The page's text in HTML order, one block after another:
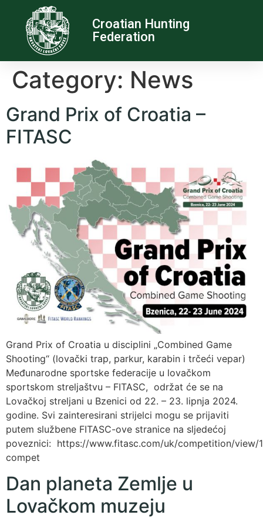
Croatian Hunting
Federation
Category: News
Grand Prix of Croatia –
FITASC
Grand Prix of Croatia u disciplini „Combined Game
Shooting“ (lovački trap, parkur, karabin i trčeći vepar)
Međunarodne sportske federacije u lovačkom
sportskom streljaštvu – FITASC, održat će se na
Lovačkoj streljani u Bzenici od 22. – 23. lipnja 2024.
godine. Svi zainteresirani strijelci mogu se prijaviti
putem službene FITASC-ove stranice na sljedećoj
poveznici: https://www.fitasc.com/uk/competition/view/
compet
Dan planeta Zemlje u
Lovačkom muzeju